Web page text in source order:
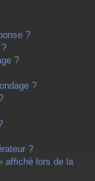
?
?
?
?
affiché lors de la